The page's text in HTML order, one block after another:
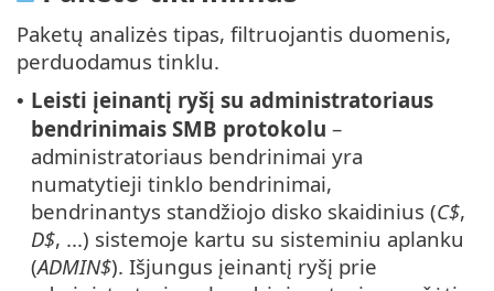
Paketų analizės tipas, filtruojantis duomenis,
perduodamus tinklu.
• Leisti įeinantį ryšį su administratoriaus
bendrinimais SMB protokolu –
administratoriaus bendrinimai yra
numatytieji tinklo bendrinimai,
bendrinantys standžiojo disko skaidinius (C$,
D$, ...) sistemoje kartu su sisteminiu aplanku
(ADMIN$). Išjungus įeinantį ryšį prie